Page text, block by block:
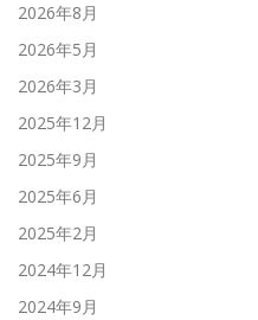
2026年8月
2026年5月
2026年3月
2025年12月
2025年9月
2025年6月
2025年2月
2024年12月
2024年9月